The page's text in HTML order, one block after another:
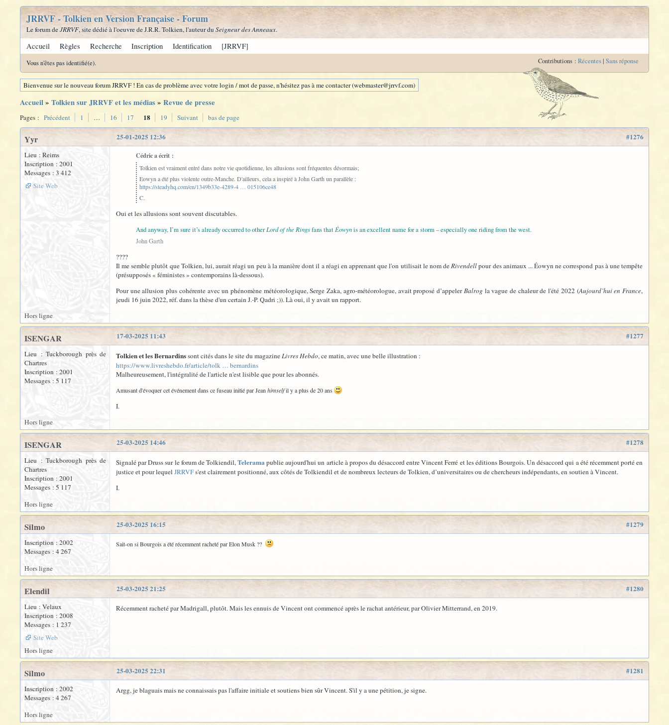
JRRVF - Tolkien en Version Française - Forum
Le forum deJRRVF, site dédié à l'oeuvre de J.R.R. Tolkien, l'auteur du Seigneur des Anneaux.
Accueil Règles Recherche Inscription Identification [JRRVF]
Vous n'êtes pas identifié(e). Contributions : Récentes| Sans réponse
Bienvenue sur le nouveau forum JRRVF ! En cas de problème avec votre login / mot de passe, n'hésitez pas à me contacter (webmaster@jrrvf.com)
Accueil» Tolkien sur JRRVF et les médias» Revue de presse
Pages : Précédent 1 … 16 17 18 19 Suivant bas de page
#1276
25-01-2025 12:36
Yyr
Lieu : Reims
Inscription : 2001
Messages : 3 412
Site Web
Cédric a écrit :
Tolkien est vraiment entré dans notre vie quotidienne, les allusions sont fréquentes désormais;
Eowyn a été plus violente outre-Manche. D'ailleurs, cela a inspiré à John Garth un parallèle :
https://steadyhq.com/en/1349b33e-4289-4 … 015106ce48
C.
Oui et les allusions sont souvent discutables.
And anyway, I’m sure it’s already occurred to otherLord of the Ringsfans that Éowynis an excellent name for a storm – especially one riding from the west.
John Garth
????
Il me semble plutôt que Tolkien, lui, aurait réagi un peu à la manière dont il a réagi en apprenant que l'on utilisait le nom deRivendellpour des animaux ... Éowyn ne correspond pas à une tempête
(présupposés « féministes » contemporains là-dessous).
Pour une allusion plus cohérente avec un phénomène météorologique, Serge Zaka, agro-météorologue, avait proposé d’appelerBalrogla vague de chaleur de l'été 2022 (Aujourd’hui en France,
jeudi 16 juin 2022, réf. dans la thèse d'un certain J.-P. Qadri ;)). Là oui, il y avait un rapport.
Hors ligne
#1277
17-03-2025 11:43
ISENGAR
Lieu : Tuckborough près de
Chartres
Inscription : 2001
Messages : 5 117
Tolkien et les Bernardinssont cités dans le site du magazineLivres Hebdo, ce matin, avec une belle illustration :
https://www.livreshebdo.fr/article/tolk … bernardins
Malheureusement, l'intégralité de l'article n'est lisible que pour les abonnés.
Amusant d'évoquer cet événement dans ce fuseau initié par Jean himselfil y a plus de 20 ans
I.
Hors ligne
#1278
25-03-2025 14:46
ISENGAR
Lieu : Tuckborough près de
Chartres
Inscription : 2001
Messages : 5 117
Signalé par Druss sur le forum de Tolkiendil,Teleramapublie aujourd'hui un article à propos du désaccord entre Vincent Ferré et les éditions Bourgois. Un désaccord qui a été récemment porté en
justice et pour lequel JRRVFs'est clairement positionné, aux côtés de Tolkiendil et de nombreux lecteurs de Tolkien, d’universitaires ou de chercheurs indépendants, en soutien à Vincent.
I.
Hors ligne
#1279
25-03-2025 16:15
Silmo
Inscription : 2002
Messages : 4 267
Sait-on si Bourgois a été récemment racheté par Elon Musk ??
Hors ligne
#1280
25-03-2025 21:25
Elendil
Lieu : Velaux
Inscription : 2008
Messages : 1 237
Site Web
Récemment racheté par Madrigall, plutôt. Mais les ennuis de Vincent ont commencé après le rachat antérieur, par Olivier Mitterrand, en 2019.
Hors ligne
#1281
25-03-2025 22:31
Silmo
Inscription : 2002
Messages : 4 267
Argg, je blaguais mais ne connaissais pas l'affaire initiale et soutiens bien sûr Vincent. S'il y a une pétition, je signe.
Hors ligne